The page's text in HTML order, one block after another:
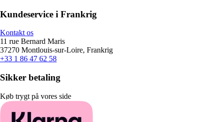
Kundeservice i Frankrig
Kontakt os
11 rue Bernard Maris
37270 Montlouis-sur-Loire, Frankrig
+33 1 86 47 62 58
Sikker betaling
Køb trygt på vores side